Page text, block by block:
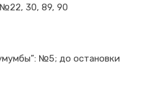
№22, 30, 89, 90
№5; до остановки